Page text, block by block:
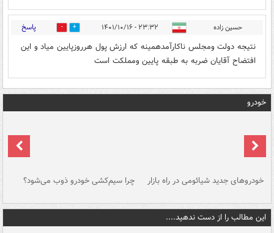
حسین زاده ۲۳:۳۲ - ۱۴۰۱/۱۰/۱۶ 0 پاسخ
نتیجه دولت ومجلس ناکارآمدهمینه که ارزش پول هرروزپایین میاد و این
افتضاح آقایان ضربه به طبقه پایین ومملکت است
خودرو
خودروهای جدید شیائومی در راه بازار چرا سیم‌کشی خودرو ذوب می‌شود؟
این مطالب را از دست ندهید....